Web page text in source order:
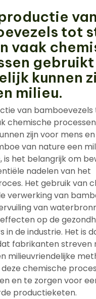
van
tot
vaak
kunnen
milieu.
van
chemische
zijn voor mens en
van nature een
is het belangrijk om
nadelen van het
Het gebruik van
verwerking van
van
op de
in de industrie. Het is
fabrikanten streven
milieuvriendelijke
chemische
en te zorgen voor
productieketen.